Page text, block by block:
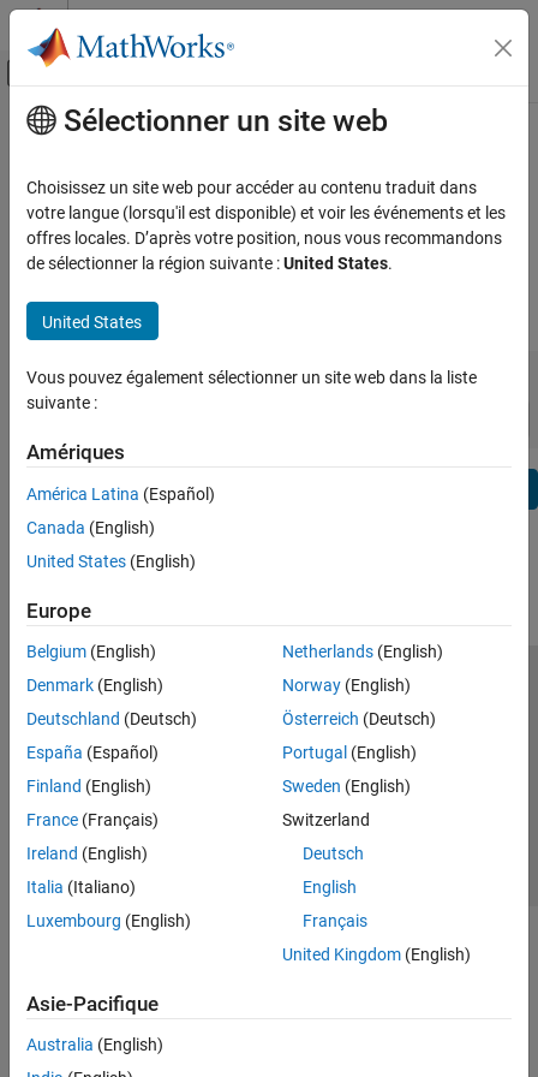
Passer au contenu
Activer/désactiver l'affichage du menu
Voir par: Catégorie
Using MATLAB
MATLAB
Using Simulink
Simulink
Simulink Copilot
Event-Based Modeling
Real-Time Simulation and Testing
Workflows
Parallel Computing
Systems Engineering
Code Generation
Application Deployment
Verification, Validation, and Test
Teaching and Learning
Applications
AI and Statistics
Image Processing and Computer Vision
RF and Mixed Signal
Wireless Communications
Contenu principal
MATLAB Notes de version
Rapports de bugs
Correctifs de bugs
expand all in page
| Portée de la version :
Version de début
toVersion de finIncompatibilités
Points forts
Trier par :
Sélectionner un site web
Choisissez un site web pour accéder au contenu traduit dans
votre langue (lorsqu'il est disponible) et voir les événements et les
offres locales. D’après votre position, nous vous recommandons
de sélectionner la région suivante :United States.
United States
Vous pouvez également sélectionner un site web dans la liste
suivante :
Amériques
América Latina (Español)
Canada (English)
United States (English)
Europe
Belgium (English)
Denmark (English)
Deutschland (Deutsch)
España (Español)
Finland (English)
France (Français)
Ireland (English)
Italia (Italiano)
Luxembourg (English)
Netherlands(English)
Norway(English)
Österreich (Deutsch)
Portugal (English)
Sweden (English)
Switzerland
Deutsch
English
Français
United Kingdom(English)
Asie-Pacifique
Australia (English)
Trust Center Marques déposées
Politique de confidentialité
Lutte anti-piratage
Statut des applications
Contacts locaux
© 1994-2026 The MathWorks, Inc.